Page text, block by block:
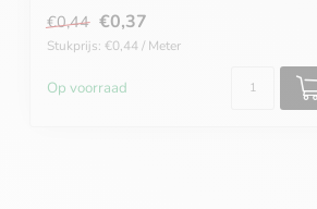
€0,44 €0,37
Stukprijs: €0,44 / Meter
Op voorraad